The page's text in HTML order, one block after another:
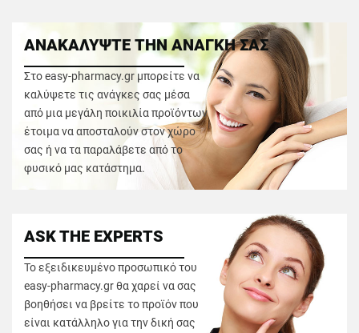
ΑΝΑΚΑΛΥΨΤΕ ΤΗΝ ΑΝΑΓΚΗ ΣΑΣ
Στο easy-pharmacy.gr μπορείτε να
καλύψετε τις ανάγκες σας μέσα
από μια μεγάλη ποικιλία προϊόντων
έτοιμα να αποσταλούν στον χώρο
σας ή να τα παραλάβετε από το
φυσικό μας κατάστημα.
ASK THE EXPERTS
Το εξειδικευμένο προσωπικό του
easy-pharmacy.gr θα χαρεί να σας
βοηθήσει να βρείτε το προϊόν που
είναι κατάλληλο για την δική σας